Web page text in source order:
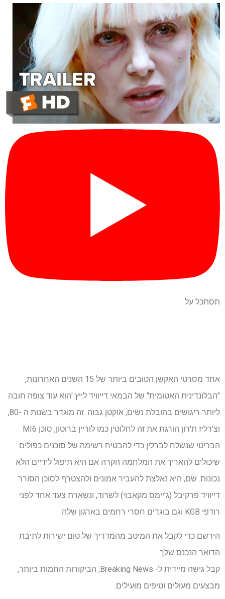
תסתכל על
אחד מסרטי האקשן הטובים ביותר של 15 השנים האחרונות,
"הבלונדינית האטומית" של הבמאי דייוויד לייץ 'הוא עוד צופה חובה
ליותר ריגושים בהובלת נשים, אוקטן גבוה. זה מוגדר בשנות ה -80,
וצ'רליז ת'רון הורגת את זה לחלוטין כמו לוריין ברוטון, סוכן MI6
הבריטי שנשלח לברלין כדי להבטיח רשימה של סוכנים כפולים
שיכולים להאריך את המלחמה הקרה אם היא תיפול לידיים הלא
נכונות. שם, היא נאלצת להעביר אמונים ולהצטרף לסוכן הסורר
דייוויד פרקיבל (ג'יימס מקאבוי) לשרוד, ונשארת צעד אחד לפני
רודפי KGB וגם בוגדים חסרי רחמים בארגון שלה.
הירשם כדי לקבל את המיטב מהמדריך של טום ישירות לתיבת
הדואר הנכנס שלך.
קבל גישה מיידית ל- Breaking News, הביקורות החמות ביותר,
מבצעים מעולים וטיפים מועילים.